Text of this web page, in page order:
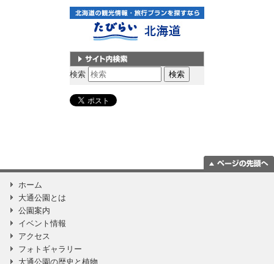
サイト内検索
検索
ホーム
大通公園とは
公園案内
イベント情報
アクセス
フォトギャラリー
大通公園の歴史と植物